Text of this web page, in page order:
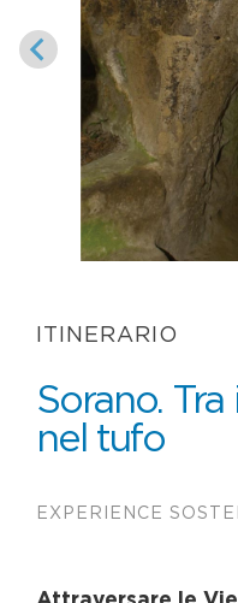
ITINERARIO
Sorano.
nel tufo
EXPERIENCE